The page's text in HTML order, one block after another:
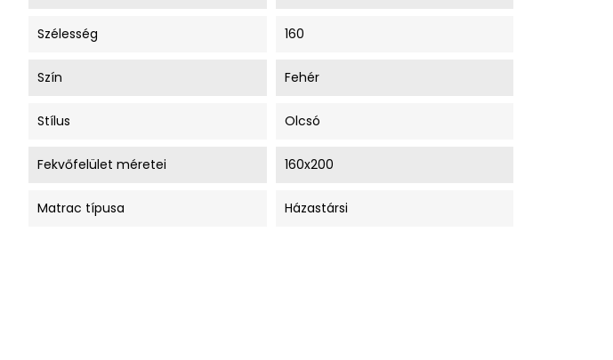
Szélesség 160
Szín Fehér
Stílus Olcsó
Fekvőfelület méretei 160x200
Matrac típusa Házastársi